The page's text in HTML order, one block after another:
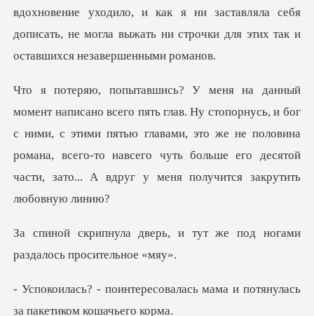
вдохновение уходило, и как я ни заставл
нусь, и бог
с ними, с этими пятью главами, это же не половина
романа, всего-то навсего
, и тут же под ногами
раз
валась мама и потянулась
за